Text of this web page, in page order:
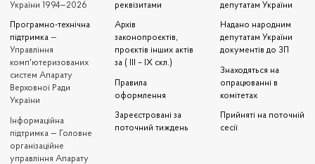
України 1994—2026
Програмно-технічна
підтримка —
Управління
комп'ютеризованих
систем Апарату
Верховної Ради
України
Iнформаційна
підтримка — Головне
організаційне
управління Апарату
реквізитами
Архів
законопроєктів,
проєктів інших актів
за ( III – IX скл.)
Правила
оформлення
Зареєстровані за
поточний тиждень
депутатам України
Надано народним
депутатам України
документів до ЗП
Знаходяться на
опрацюванні в
комітетах
Прийняті на поточній
сесії